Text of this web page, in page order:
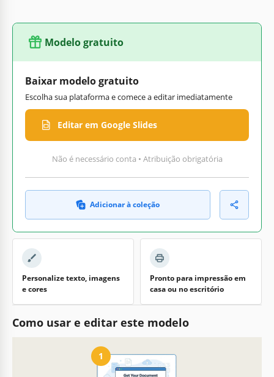
Modelo gratuito
Baixar modelo gratuito
Escolha sua plataforma e comece a editar imediatamente
Editar em Google Slides
Não é necessário conta • Atribuição obrigatória
Adicionar à coleção
Personalize texto, imagens
e cores
Pronto para impressão em
casa ou no escritório
Como usar e editar este modelo
1